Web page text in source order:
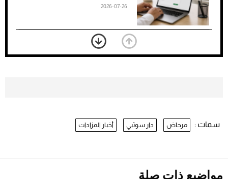
2026-07-26
بعد 7 أشهر من تعرضه لحادث مروع.. جوشوا
يفوز على برينغا بـ"الضربة القاضية" (فيديو)
سمات : مرحاض دار سوثبي أخبار المزادات
مواضيع ذات صلة